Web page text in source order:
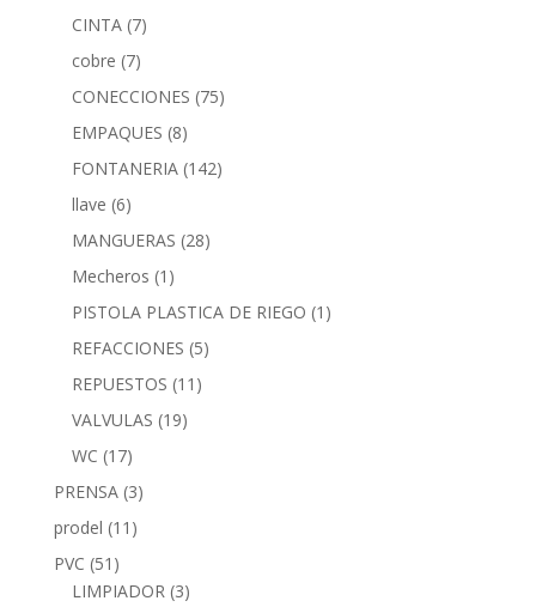
CINTA (7)
cobre (7)
CONECCIONES (75)
EMPAQUES (8)
FONTANERIA (142)
llave (6)
MANGUERAS (28)
Mecheros (1)
PISTOLA PLASTICA DE RIEGO (1)
REFACCIONES (5)
REPUESTOS (11)
VALVULAS (19)
WC (17)
PRENSA (3)
prodel (11)
PVC (51)
LIMPIADOR (3)